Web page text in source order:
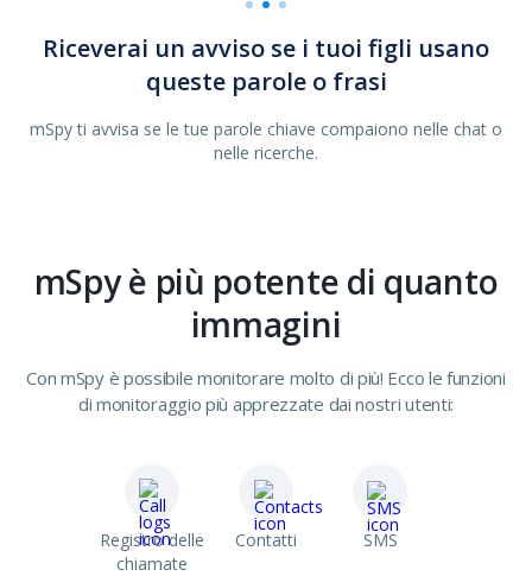
Riceverai un avviso se i tuoi figli usano
queste parole o frasi
mSpy ti avvisa se le tue parole chiave compaiono nelle chat o
nelle ricerche.
mSpy è più potente di quanto
immagini
Con mSpy è possibile monitorare molto di più! Ecco le funzioni
di monitoraggio più apprezzate dai nostri utenti:
Registro delle
chiamate
Contatti SMS